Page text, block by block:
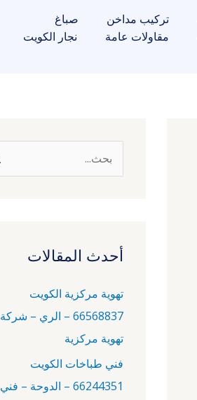
تركيب مداخن
صباغ
مقاولات عامة
نجار الكويت
ث
ن
:
أحدث المقالات
تهوية مركزية الكويت
66568837 – الري – شركة
تهوية مركزية
فني طباخات الكويت
66244351 – الدوحة – فني